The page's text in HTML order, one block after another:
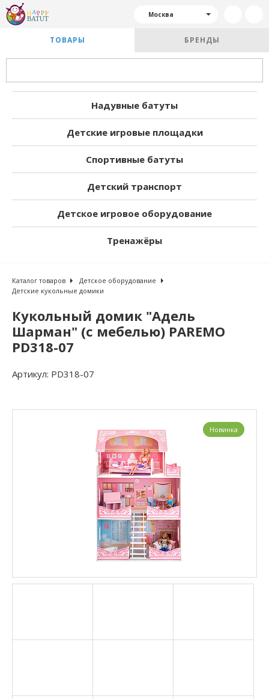
Москва
ТОВАРЫ БРЕНДЫ
Надувные батуты
Детские игровые площадки
Спортивные батуты
Детский транспорт
Детское игровое оборудование
Тренажёры
Каталог товаров
Детское оборудование
Детские кукольные домики
Кукольный домик "Адель
Шарман" (с мебелью) PAREMO
PD318-07
Артикул: PD318-07
Новинка